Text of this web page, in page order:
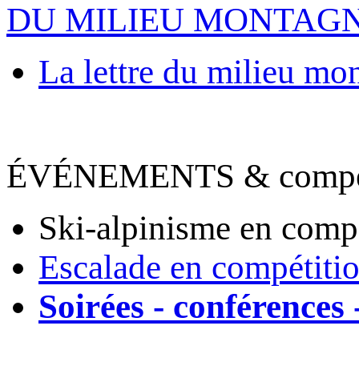
DU MILIEU
La lettre du milieu
ÉVÉNEMENTS &
Ski-alpinisme en
Escalade en
Soirées - conférences